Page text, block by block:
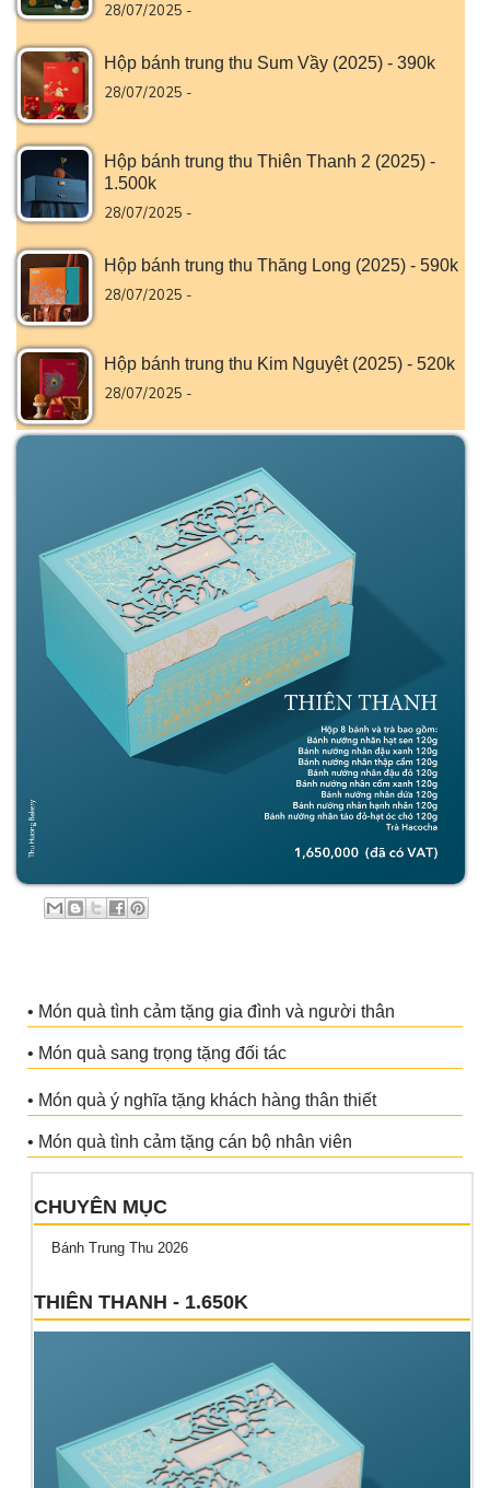
28/07/2025 -
Hộp bánh trung thu Sum Vầy (2025) - 390k
28/07/2025 -
Hộp bánh trung thu Thiên Thanh 2 (2025) -
1.500k
28/07/2025 -
Hộp bánh trung thu Thăng Long (2025) - 590k
28/07/2025 -
Hộp bánh trung thu Kim Nguyệt (2025) - 520k
28/07/2025 -
• Món quà tình cảm tặng gia đình và người thân
• Món quà sang trọng tặng đối tác
• Món quà ý nghĩa tặng khách hàng thân thiết
• Món quà tình cảm tặng cán bộ nhân viên
CHUYÊN MỤC
Bánh Trung Thu 2026
THIÊN THANH - 1.650K